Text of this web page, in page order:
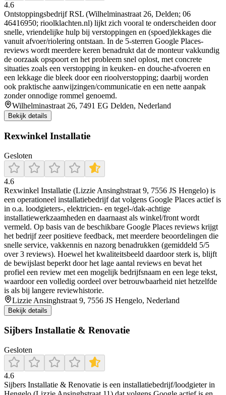
4.6
Ontstoppingsbedrijf RSL (Wilhelminastraat 26, Delden; 06
46416950; rioolklachten.nl) lijkt zich vooral te onderscheiden door
snelle, vriendelijke hulp bij verstoppingen en (spoed)lekkages die
vanuit afvoer/riolering ontstaan. In de 5-sterren Google Places-
reviews wordt meerdere keren benadrukt dat de monteur vakkundig
de oorzaak opspoort en het probleem snel oplost, met concrete
situaties zoals een verstopping in keuken- en douche-afvoeren en
een lekkage die bleek door een rioolverstopping; daarbij worden
ook praktische aanwijzingen/communicatie en een nette aanpak
zonder onnodige rommel genoemd.
Wilhelminastraat 26, 7491 EG Delden, Nederland
Bekijk details
Rexwinkel Installatie
Gesloten
4.6
Rexwinkel Installatie (Lizzie Ansinghstraat 9, 7556 JS Hengelo) is
een operationeel installatiebedrijf dat volgens Google Places actief is
in o.a. loodgieters-, elektricien- en tegel-/dak-achtige
installatiewerkzaamheden en daarnaast als winkel/front wordt
vermeld. Op basis van de beschikbare Google Places reviews krijgt
het bedrijf zeer positieve feedback, met meerdere beoordelingen die
snelle service, vakkennis en nazorg benadrukken (gemiddeld 5/5
over 3 reviews). Hoewel het kwaliteitsbeeld daardoor sterk is, blijft
de bewijslast beperkt door het lage aantal reviews en bevat het
profiel een review met een mogelijk bedrijfsnaam en een lege tekst,
waardoor een volledig oordeel over betrouwbaarheid niet hetzelfde
is als bij langere reviewhistorie.
Lizzie Ansinghstraat 9, 7556 JS Hengelo, Nederland
Bekijk details
Sijbers Installatie & Renovatie
Gesloten
4.6
Sijbers Installatie & Renovatie is een installatiebedrijf/loodgieter in